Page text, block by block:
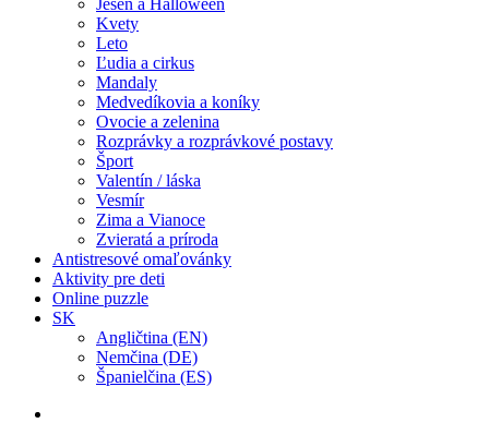
Jeseň a Halloween
Kvety
Leto
Ľudia a cirkus
Mandaly
Medvedíkovia a koníky
Ovocie a zelenina
Rozprávky a rozprávkové postavy
Šport
Valentín / láska
Vesmír
Zima a Vianoce
Zvieratá a príroda
Antistresové omaľovánky
Aktivity pre deti
Online puzzle
SK
Angličtina (EN)
Nemčina (DE)
Španielčina (ES)